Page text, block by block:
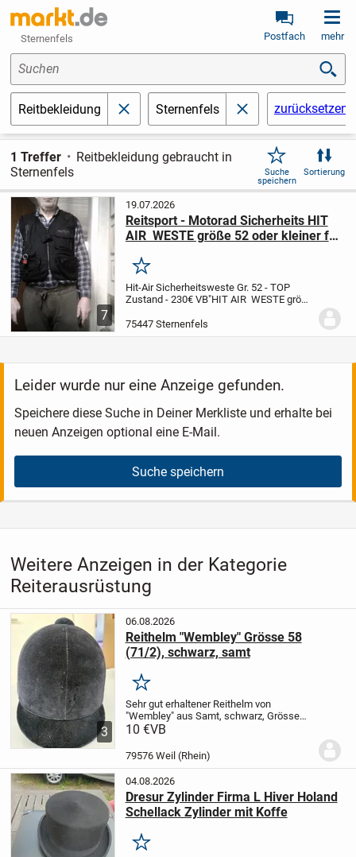
Sternenfels Postfach mehr
Suchen
Reitbekleidung schließenSternenfels schließenzurücksetzen
1 Treffer
Reitbekleidung gebraucht in
Sternenfels
Suche
speichern
Sortierung
7
19.07.2026
Reitsport - Motorad Sicherheits HIT
AIR WESTE größe 52 oder kleiner für
Sicherheitsweste Gr. 52 - TOP
Zustand - 235€ VB"
Merken
Hit-Air Sicherheitsweste Gr. 52 - TOP
Zustand - 230€ VB"HIT AIR WESTE größe
die perfekte Wahl für Fahrer, die
fortschrittlichen Schutz suchen, ohne
75447 Sternenfels
Leider wurde nur eine Anzeige gefunden.
Speichere diese Suche in Deiner Merkliste und erhalte bei
neuen Anzeigen optional eine E-Mail.
Suche speichern
Weitere Anzeigen in der Kategorie
Reiterausrüstung
3
06.08.2026
Reithelm "Wembley" Grösse 58
(71/2), schwarz, samt
Merken
Sehr gut erhaltener Reithelm von
"Wembley" aus Samt, schwarz, Grösse
58, ohne Beschädigugen. Selten
10 €VB
79576 Weil (Rhein)
04.08.2026
Dresur Zylinder Firma L Hiver Holand
Schellack Zylinder mit Koffe
Merken